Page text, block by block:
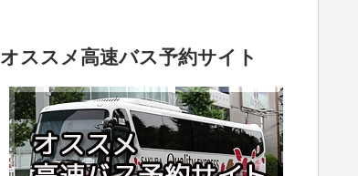
オススメ高速バス予約サイト